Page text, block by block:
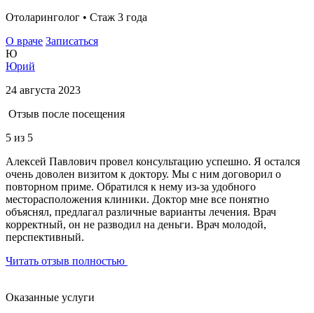
Отоларинголог • Стаж 3 года
О враче Записаться
Ю
Юрий
24 августа 2023
Отзыв после посещения
5 из 5
Алексей Павлович провел консультацию успешно. Я остался
очень доволен визитом к доктору. Мы с ним договорил о
повторном приме. Обратился к нему из-за удобного
месторасположения клиники. Доктор мне все понятно
объяснял, предлагал различные варианты лечения. Врач
корректный, он не разводил на деньги. Врач молодой,
перспективный.
Читать отзыв полностью
Оказанные услуги